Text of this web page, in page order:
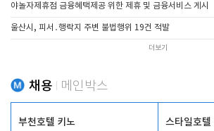
야놀자제휴점 금융혜택제공 위한 제휴 및 금융서비스 게시
울산시, 피서․행락지 주변 불법행위 19건 적발
더보기
채용 메인박스
부천호텔 키노 스타일호텔